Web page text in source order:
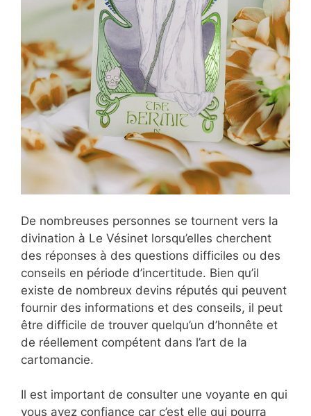
De nombreuses personnes se tournent vers la
divination à Le Vésinet lorsqu’elles cherchent
des réponses à des questions difficiles ou des
conseils en période d’incertitude. Bien qu’il
existe de nombreux devins réputés qui peuvent
fournir des informations et des conseils, il peut
être difficile de trouver quelqu’un d’honnête et
de réellement compétent dans l’art de la
cartomancie.
Il est important de consulter une voyante en qui
vous avez confiance car c’est elle qui pourra